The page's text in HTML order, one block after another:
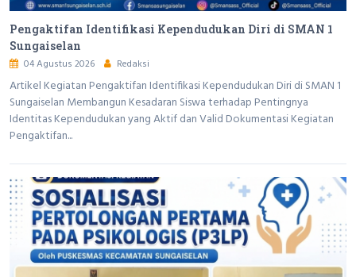
Pengaktifan Identifikasi Kependudukan Diri di SMAN 1
Sungaiselan
04 Agustus 2026 Redaksi
Artikel Kegiatan Pengaktifan Identifikasi Kependudukan Diri di SMAN 1
Sungaiselan Membangun Kesadaran Siswa terhadap Pentingnya
Identitas Kependudukan yang Aktif dan Valid Dokumentasi Kegiatan
Pengaktifan...